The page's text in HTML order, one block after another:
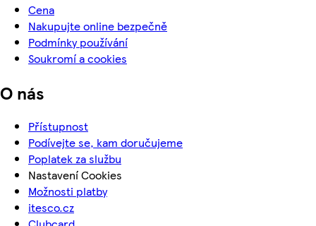
Cena
Nakupujte online bezpečně
Podmínky používání
Soukromí a cookies
O nás
Přístupnost
Podívejte se, kam doručujeme
Poplatek za službu
Nastavení Cookies
Možnosti platby
itesco.cz